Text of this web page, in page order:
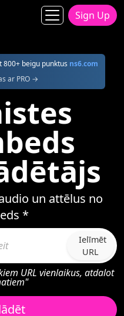
Sign Up
beigu punktus ns6.com
ar PRO →
un attēlus no
*
Ielīmēt
URL
URL vienlaikus, atdalot